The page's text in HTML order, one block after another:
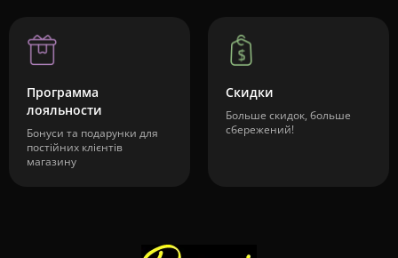
Программа
лояльности
Бонуси та подарунки для
постійних клієнтів
магазину
Скидки
Больше скидок, больше
сбережений!